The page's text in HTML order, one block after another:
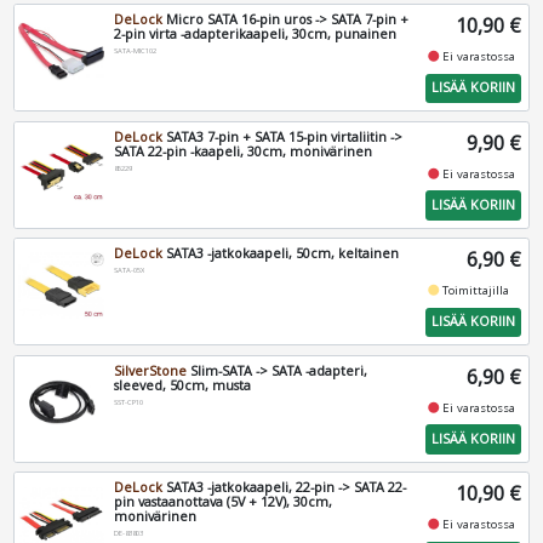
DeLockMicro SATA 16-pin uros -> SATA 7-pin +
2-pin virta -adapterikaapeli, 30cm, punainen
SATA-MIC102
10,90 €
fiber_manual_record Ei varastossa
LISÄÄ KORIIN
DeLock SATA3 7-pin + SATA 15-pin virtaliitin ->
SATA 22-pin -kaapeli, 30cm, monivärinen
85229
9,90 €
fiber_manual_record Ei varastossa
LISÄÄ KORIIN
DeLockSATA3 -jatkokaapeli, 50cm, keltainen
SATA-05X 6,90 €
fiber_manual_recordToimittajilla
LISÄÄ KORIIN
SilverStone Slim-SATA -> SATA -adapteri,
sleeved, 50cm, musta
SST-CP10
6,90 €
fiber_manual_record Ei varastossa
LISÄÄ KORIIN
DeLockSATA3 -jatkokaapeli, 22-pin -> SATA 22-
pin vastaanottava (5V + 12V), 30cm,
monivärinen
DE-83803
10,90 €
fiber_manual_record Ei varastossa